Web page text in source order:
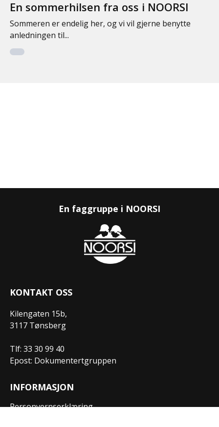
En sommerhilsen fra oss i NOORSI
Sommeren er endelig her, og vi vil gjerne benytte
anledningen til...
En faggruppe i NOORSI
KONTAKT OSS
Kilengaten 15b,
3117 Tønsberg
Tlf: 33 30 99 40
Epost: Dokumentertgruppen
INFORMASJON
Personvernserklæring